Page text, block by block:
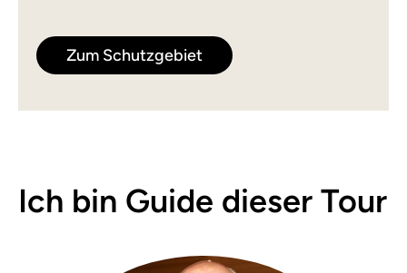
Zum Schutzgebiet
Ich bin Guide dieser Tour